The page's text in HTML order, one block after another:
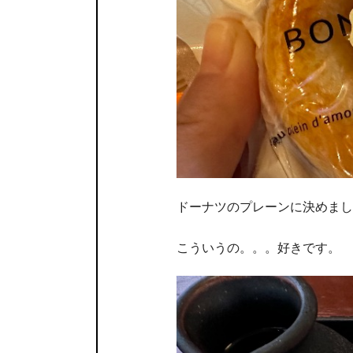
ドーナツのプレーンに決めま
こういうの。。。好きです。